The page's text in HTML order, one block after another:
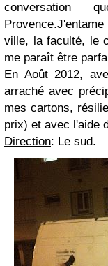
conversation
ville, la faculté, le
me paraît être
En Août 2012,
arraché avec
mes cartons,
prix) et avec l'aide
Direction: Le sud.